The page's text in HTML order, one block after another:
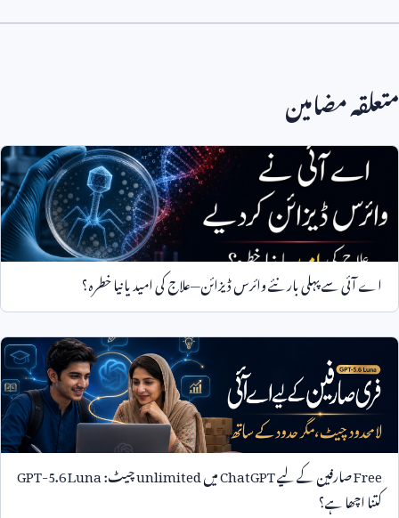
متعلقہ مضامین
اے آئی سے پہلی بار نئے وائرس ڈیزائن—علاج کی امید یا نیا خطرہ؟
Freeصارفین کے لیےChatGPTمیںunlimitedچیٹ:GPT-5.6 Luna
کتنا اچھا ہے؟